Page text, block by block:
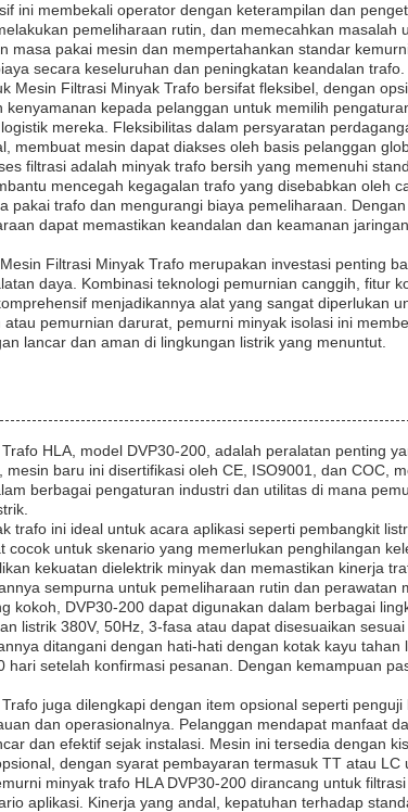
ini membekali operator dengan keterampilan dan
pemeliharaan rutin, dan memecahkan
masa pakai mesin dan mempertahankan standar
secara keseluruhan dan peningkatan keandalan trafo.
Mesin Filtrasi Minyak Trafo bersifat fleksibel, dengan
kenyamanan kepada pelanggan untuk memilih
mereka. Fleksibilitas dalam persyaratan
membuat mesin dapat diakses oleh basis pelanggan
filtrasi adalah minyak trafo bersih yang memenuhi
mencegah kegagalan trafo yang disebabkan oleh
pakai trafo dan mengurangi biaya pemeliharaan.
dapat memastikan keandalan dan keamanan
Filtrasi Minyak Trafo merupakan investasi penting
daya. Kombinasi teknologi pemurnian canggih, fitur
menjadikannya alat yang sangat diperlukan
pemurnian darurat, pemurni minyak isolasi ini
lancar dan aman di lingkungan listrik yang menuntut.
HLA, model DVP30-200, adalah peralatan penting
mesin baru ini disertifikasi oleh CE, ISO9001, dan COC,
berbagai pengaturan industri dan utilitas di mana
trafo ini ideal untuk acara aplikasi seperti pembangkit
cocok untuk skenario yang memerlukan penghilangan
kekuatan dielektrik minyak dan memastikan kinerja
sempurna untuk pemeliharaan rutin dan perawatan
kokoh, DVP30-200 dapat digunakan dalam berbagai
listrik 380V, 50Hz, 3-fasa atau dapat disesuaikan
ditangani dengan hati-hati dengan kotak kayu
hari setelah konfirmasi pesanan. Dengan kemampuan
juga dilengkapi dengan item opsional seperti
dan operasionalnya. Pelanggan mendapat manfaat
dan efektif sejak instalasi. Mesin ini tersedia dengan
dengan syarat pembayaran termasuk TT atau
minyak trafo HLA DVP30-200 dirancang untuk
aplikasi. Kinerja yang andal, kepatuhan terhadap